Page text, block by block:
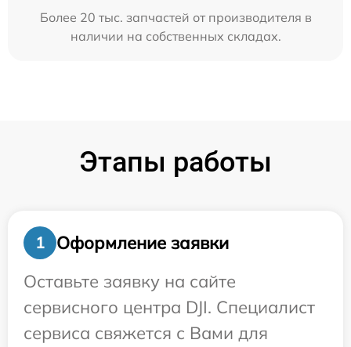
Более 20 тыс. запчастей от производителя в
наличии на собственных складах.
Этапы работы
1
Оформление заявки
Оставьте заявку на сайте
сервисного центра DJI. Специалист
сервиса свяжется с Вами для